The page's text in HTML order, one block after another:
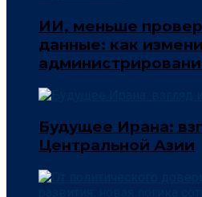
ИИ, меньше
данные: как
Будущее Ирана:
Центральной Азии